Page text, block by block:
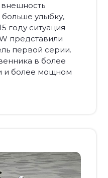
улыбку,
году ситуация
представили
первой серии.
в более
и более мощном